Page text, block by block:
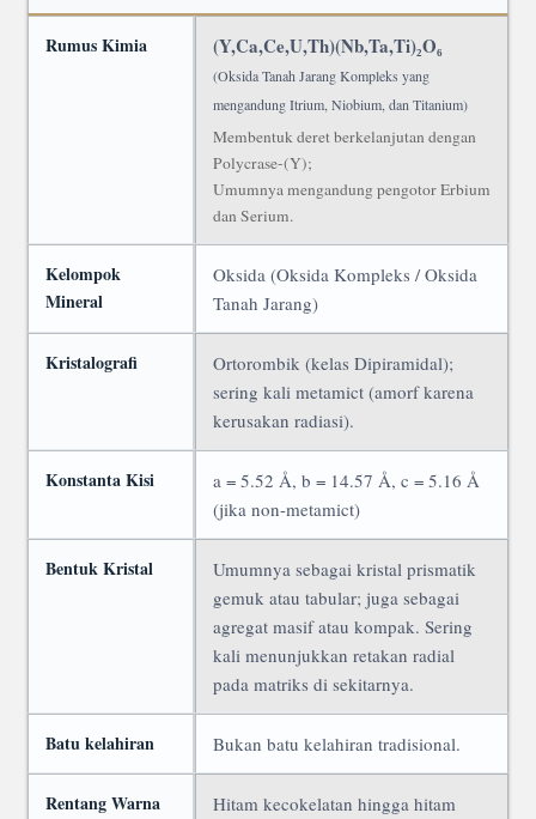
Rumus Kimia (Y,Ca,Ce,U,Th)(Nb,Ta,Ti)₂O₆
(Oksida Tanah Jarang Kompleks yang
mengandung Itrium, Niobium, dan Titanium)
Membentuk deret berkelanjutan dengan
Polycrase-(Y);
Umumnya mengandung pengotor Erbium
dan Serium.
Kelompok
Mineral
Oksida (Oksida Kompleks / Oksida
Tanah Jarang)
Kristalografi
Ortorombik (kelas Dipiramidal);
sering kali metamict (amorf karena
kerusakan radiasi).
Konstanta Kisi
a = 5.52 Å, b = 14.57 Å, c = 5.16 Å
(jika non-metamict)
Bentuk Kristal
Umumnya sebagai kristal prismatik
gemuk atau tabular; juga sebagai
agregat masif atau kompak. Sering
kali menunjukkan retakan radial
pada matriks di sekitarnya.
Batu kelahiran Bukan batu kelahiran tradisional.
Rentang Warna
Hitam kecokelatan hingga hitam